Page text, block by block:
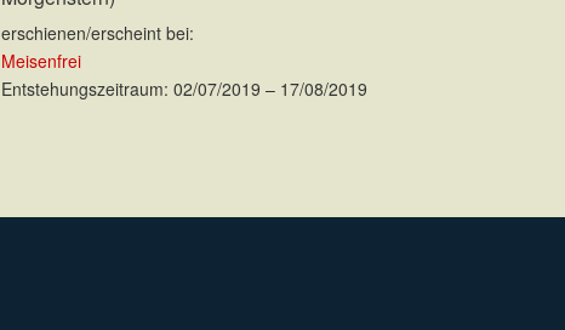
erschienen/erscheint bei:
Meisenfrei
Entstehungszeitraum: 02/07/2019 – 17/08/2019